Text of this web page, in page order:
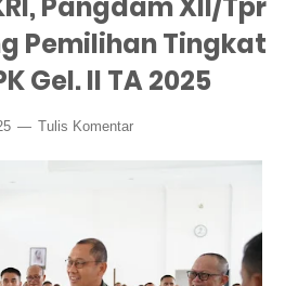
Pemilihan Tingkat
Gel. II TA 2025
Tulis Komentar